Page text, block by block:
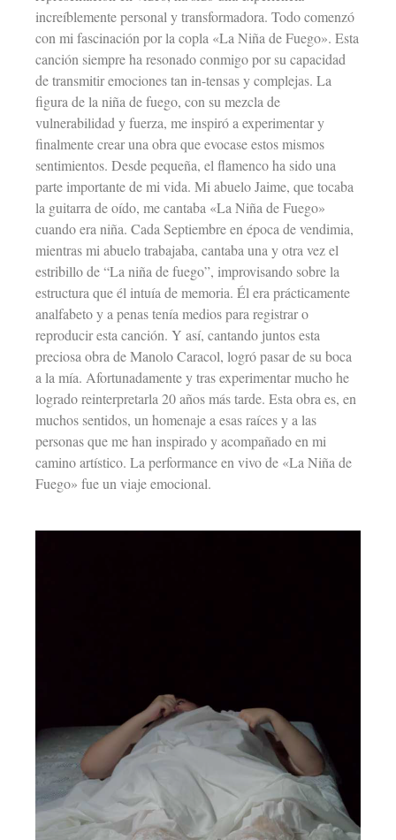
increíblemente personal y transformadora. Todo comenzó
con mi fascinación por la copla «La Niña de Fuego». Esta
canción siempre ha resonado conmigo por su capacidad
de transmitir emociones tan in-tensas y complejas. La
figura de la niña de fuego, con su mezcla de
vulnerabilidad y fuerza, me inspiró a experimentar y
finalmente crear una obra que evocase estos mismos
sentimientos. Desde pequeña, el flamenco ha sido una
parte importante de mi vida. Mi abuelo Jaime, que tocaba
la guitarra de oído, me cantaba «La Niña de Fuego»
cuando era niña. Cada Septiembre en época de vendimia,
mientras mi abuelo trabajaba, cantaba una y otra vez el
estribillo de “La niña de fuego”, improvisando sobre la
estructura que él intuía de memoria. Él era prácticamente
analfabeto y a penas tenía medios para registrar o
reproducir esta canción. Y así, cantando juntos esta
preciosa obra de Manolo Caracol, logró pasar de su boca
a la mía. Afortunadamente y tras experimentar mucho he
logrado reinterpretarla 20 años más tarde. Esta obra es, en
muchos sentidos, un homenaje a esas raíces y a las
personas que me han inspirado y acompañado en mi
camino artístico. La performance en vivo de «La Niña de
Fuego» fue un viaje emocional.